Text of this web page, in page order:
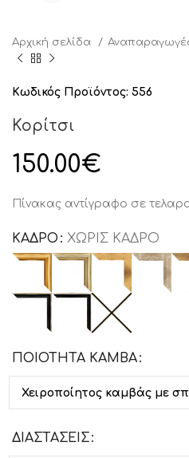
Αρχική σελίδα
Κωδικός Προϊόντος: 556
Κορίτσι
150.00€
Πίνακας αντίγραφο σε
ΚΑΔΡΟ ΧΩΡΙΣ ΚΑΔΡΟ
ΠΟΙΟΤΗΤΑ ΚΑΜΒΑ
ΔΙΑΣΤΑΣΕΙΣ